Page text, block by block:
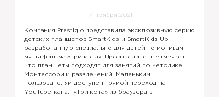
17 ноября 2021
Компания Prestigio представила эксклюзивную серию
детских планшетов SmartKids и SmartKids Up,
разработанную специально для детей по мотивам
мультфильма «Три кота». Производитель отмечает,
что планшеты подходят для занятий по методике
Монтессори и развлечений. Маленьким
пользователям доступен прямой переход на
YouTube-канал «Три кота» из браузера в